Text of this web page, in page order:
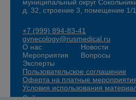
муниципальный округ
д. 32, строение 3, помещение 1/1
+7 (999) 894-83-41
gynecology@rusmedical.ru
О нас
Мероприятия
Эксперты
Новости
Вопросы
Пользовательское соглашение
Оферта на платные
Условия использования
Сайт для специалистов